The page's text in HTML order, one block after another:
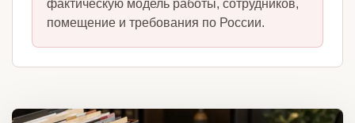
фактическую модель работы, сотрудников,
помещение и требования по России.